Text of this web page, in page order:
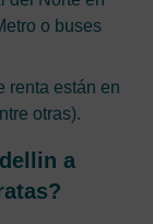
o buses
renta están en
otras).
a